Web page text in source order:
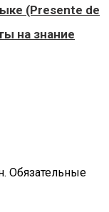
(Presente de
на знание
Обязательные